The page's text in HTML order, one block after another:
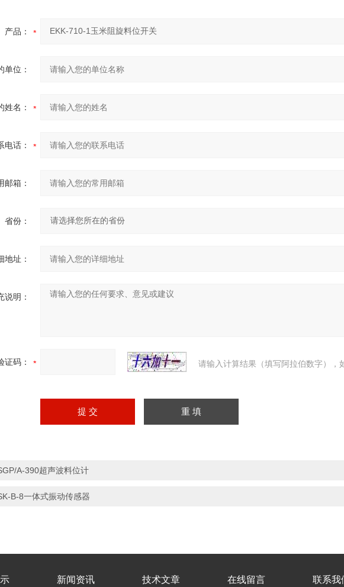
产品：
单位：
姓名：
电话：
邮箱：
省份：
地址：
说明：
证码： 请输入计算结果（填写阿拉伯数字），
A-390超声波料位计
B-8一体式振动传感器
新闻资讯 技术文章 在线留言 联系我